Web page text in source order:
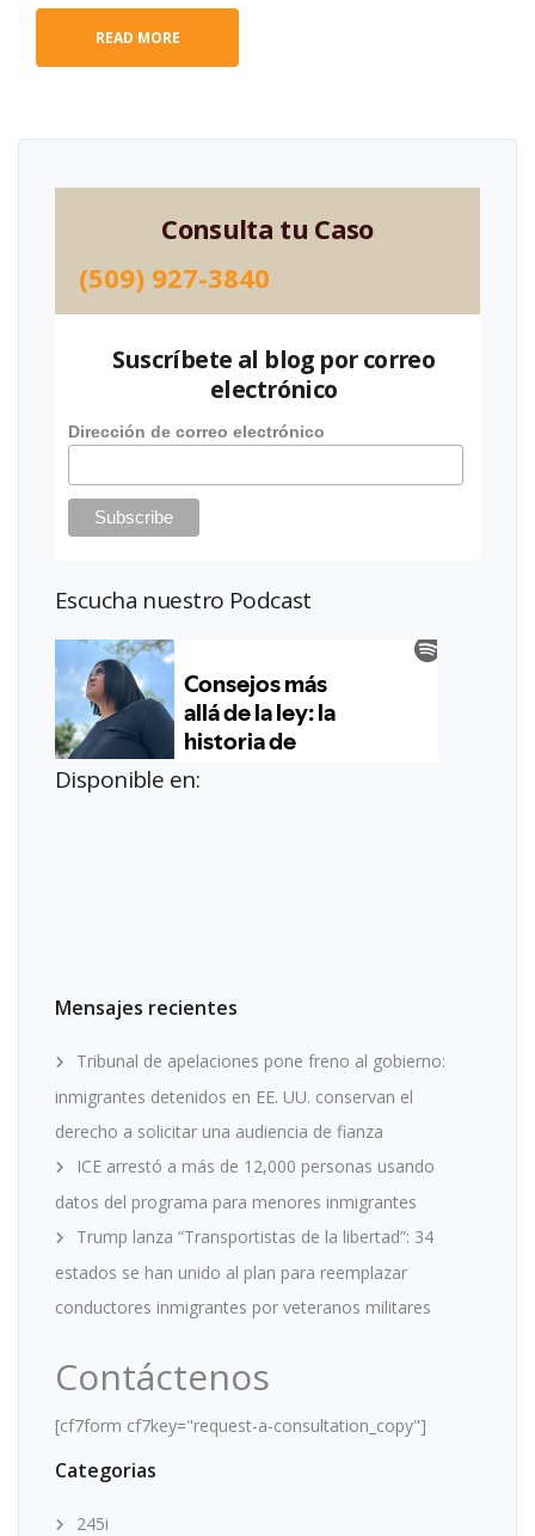
READ MORE
Consulta tu Caso
(509) 927-3840
Suscríbete al blog por correo
electrónico
Dirección de correo electrónico
Escucha nuestro Podcast
Disponible en:
Mensajes recientes
Tribunal de apelaciones pone freno al gobierno:
inmigrantes detenidos en EE. UU. conservan el
derecho a solicitar una audiencia de fianza
ICE arrestó a más de 12,000 personas usando
datos del programa para menores inmigrantes
Trump lanza “Transportistas de la libertad”: 34
estados se han unido al plan para reemplazar
conductores inmigrantes por veteranos militares
Contáctenos
[cf7form cf7key="request-a-consultation_copy"]
Categorias
245i